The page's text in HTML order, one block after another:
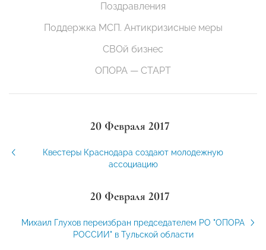
Поздравления
Поддержка МСП. Антикризисные меры
СВОй бизнес
ОПОРА — СТАРТ
20 Февраля 2017
Квестеры Краснодара создают молодежную
ассоциацию
20 Февраля 2017
Михаил Глухов переизбран председателем РО "ОПОРА
РОССИИ" в Тульской области